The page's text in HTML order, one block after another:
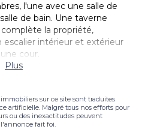
l'une avec une salle de
de bain. Une taverne
la propriété,
escalier intérieur et extérieur
cour.
Plus
sur ce site sont traduites
artificielle. Malgré tous nos efforts pour
ou des inexactitudes peuvent
l'annonce fait foi.